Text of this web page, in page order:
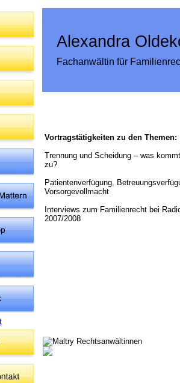
Alexandra
Fachanwältin für
Vortragstätigkeiten zu den Themen:
Trennung und Scheidung – was
zu?
Patientenverfügung,
Vorsorgevollmacht
Interviews zum Familienrecht bei
2007/2008